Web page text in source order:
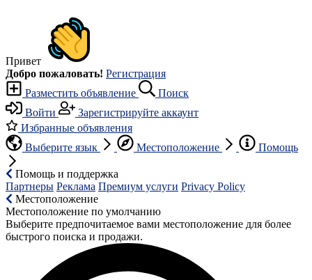
Привет
Добро пожаловать! Регистрация
Разместить объявление
Поиск
Войти
Зарегистрируйте аккаунт
Избранные объявления
Выберите язык
Местоположение Помощь
Помощь и поддержка
Партнеры Реклама Премиум услуги Privacy Policy
Местоположение
Местоположение по умолчанию
Выберите предпочитаемое вами местоположение для более
быстрого поиска и продажи.